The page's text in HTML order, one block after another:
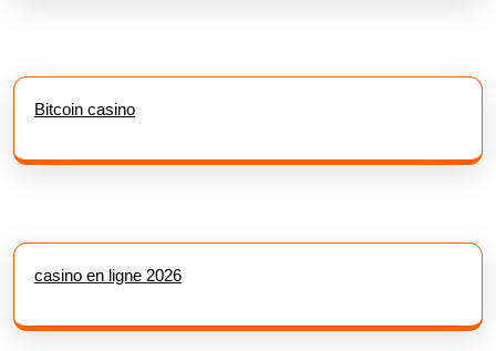
Bitcoin casino
casino en ligne 2026